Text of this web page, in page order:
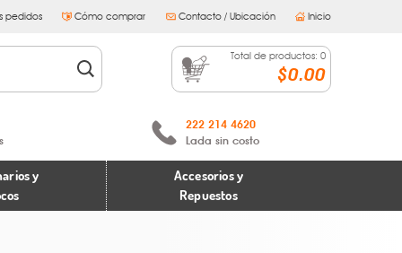
pedidos Cómo comprar Contacto / Ubicación Inicio
Total de productos: 0
$0.00
222 214 4620
Lada sin costo
y
Accesorios y
Repuestos